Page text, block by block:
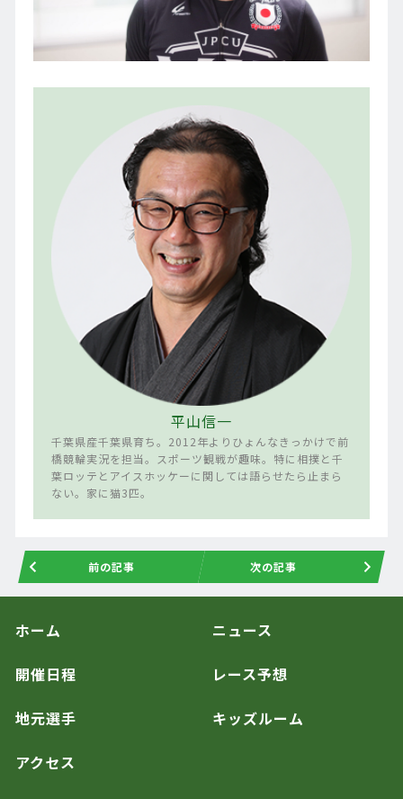
平山信一
千葉県産千葉県育ち。2012年よりひょんなきっかけで前
橋競輪実況を担当。スポーツ観戦が趣味。特に相撲と千
葉ロッテとアイスホッケーに関しては語らせたら止まら
ない。家に猫3匹。
前の記事 次の記事
ホーム ニュース
開催日程 レース予想
地元選手 キッズルーム
アクセス